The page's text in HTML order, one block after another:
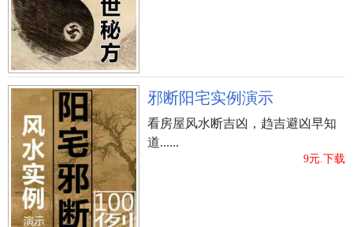
邪断阳宅实例演示
看房屋风水断吉凶，趋吉避凶早知
道......
9元.下载